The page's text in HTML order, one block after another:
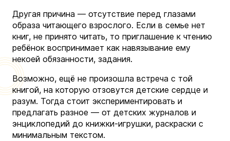
Другая причина — отсутствие перед глазами
образа читающего взрослого. Если в семье нет
книг, не принято читать, то приглашение к чтению
ребёнок воспринимает как навязывание ему
некоей обязанности, задания.
Возможно, ещё не произошла встреча с той
книгой, на которую отзовутся детские сердце и
разум. Тогда стоит экспериментировать и
предлагать разное — от детских журналов и
энциклопедий до книжки-игрушки, раскраски с
минимальным текстом.